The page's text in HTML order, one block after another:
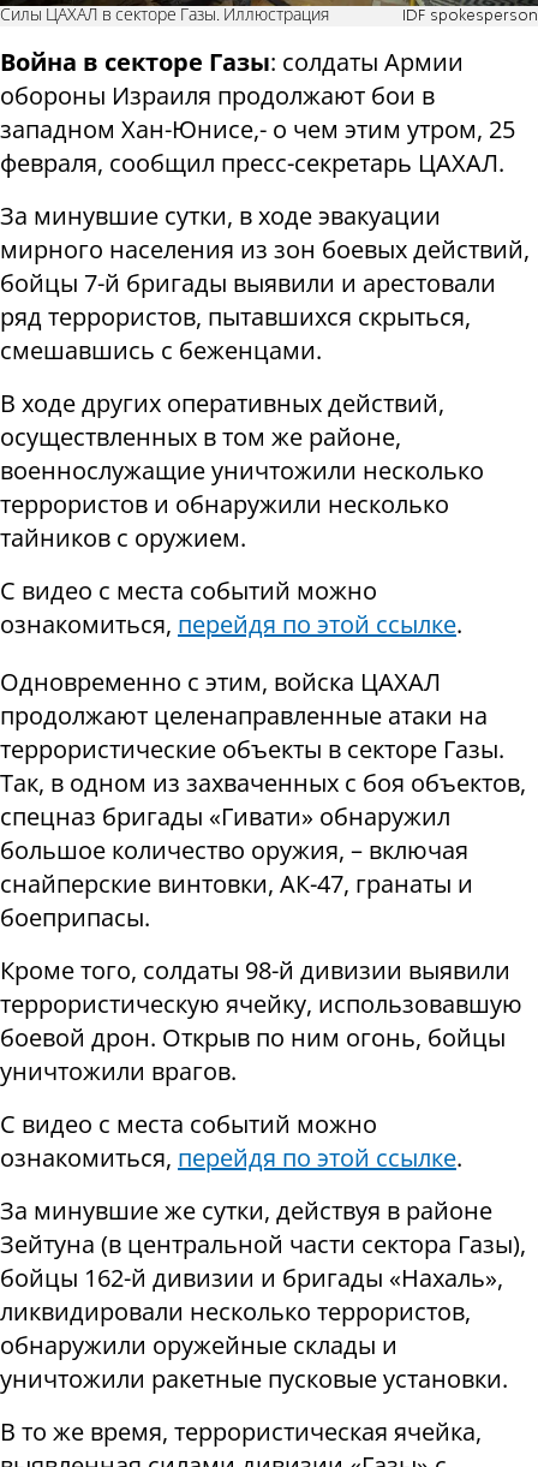
Силы ЦАХАЛ в секторе Газы. Иллюстрация IDF spokesperson
Война в секторе Газы: солдаты Армии
обороны Израиля продолжают бои в
западном Хан-Юнисе,- о чем этим утром, 25
февраля, сообщил пресс-секретарь ЦАХАЛ.
За минувшие сутки, в ходе эвакуации
мирного населения из зон боевых действий,
бойцы 7-й бригады выявили и арестовали
ряд террористов, пытавшихся скрыться,
смешавшись с беженцами.
В ходе других оперативных действий,
осуществленных в том же районе,
военнослужащие уничтожили несколько
террористов и обнаружили несколько
тайников с оружием.
С видео с места событий можно
ознакомиться, перейдя по этой ссылке.
Одновременно с этим, войска ЦАХАЛ
продолжают целенаправленные атаки на
террористические объекты в секторе Газы.
Так, в одном из захваченных с боя объектов,
спецназ бригады «Гивати» обнаружил
большое количество оружия, – включая
снайперские винтовки, АК-47, гранаты и
боеприпасы.
Кроме того, солдаты 98-й дивизии выявили
террористическую ячейку, использовавшую
боевой дрон. Открыв по ним огонь, бойцы
уничтожили врагов.
С видео с места событий можно
ознакомиться, перейдя по этой ссылке.
За минувшие же сутки, действуя в районе
Зейтуна (в центральной части сектора Газы),
бойцы 162-й дивизии и бригады «Нахаль»,
ликвидировали несколько террористов,
обнаружили оружейные склады и
уничтожили ракетные пусковые установки.
В то же время, террористическая ячейка,